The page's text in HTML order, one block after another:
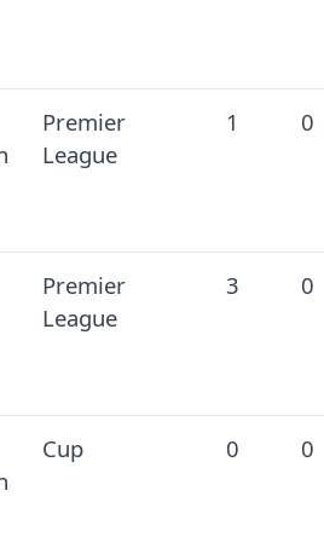
Premier
League
1 0
Premier
League
3 0
Cup 0 0